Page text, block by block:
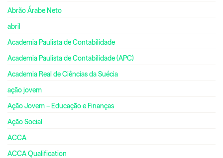
Abrão Árabe Neto
abril
Academia Paulista de Contabilidade
Academia Paulista de Contabilidade (APC)
Academia Real de Ciências da Suécia
ação jovem
Ação Jovem – Educação e Finanças
Ação Social
ACCA
ACCA Qualification